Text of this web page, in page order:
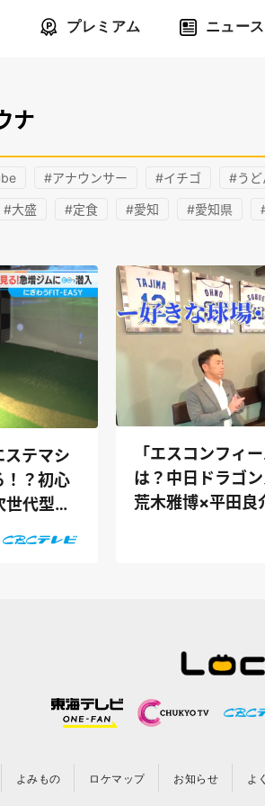
プレミアム ニュース
ナ
#アナウンサー #イチゴ #うど
#大盛 #定食 #愛知 #愛知県
ステマシ
！？初心
代型フ
「エスコンフィ
は？中日ドラゴ
荒木雅博×平田良
よみもの ロケマップ お知らせ よ